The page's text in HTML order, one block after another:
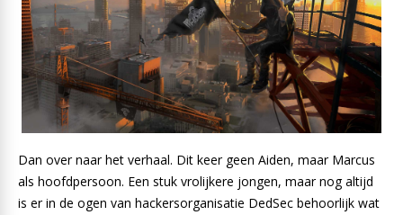
Dan over naar het verhaal. Dit keer geen Aiden, maar Marcus
als hoofdpersoon. Een stuk vrolijkere jongen, maar nog altijd
is er in de ogen van hackersorganisatie DedSec behoorlijk wat